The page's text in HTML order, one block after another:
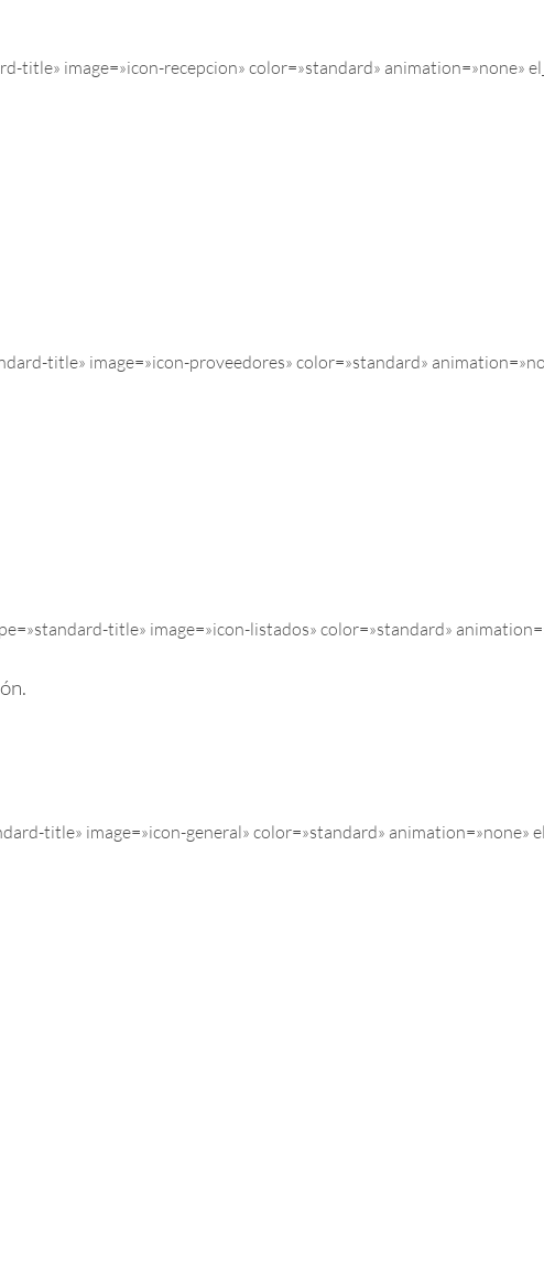
title» image=»icon-recepcion» color=»standard» animation=»none»
title» image=»icon-proveedores» color=»standard»
title» image=»icon-listados» color=»standard»
title» image=»icon-general» color=»standard» animation=»none»